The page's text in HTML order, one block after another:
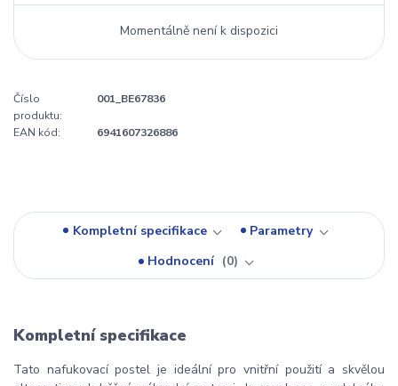
Momentálně není k dispozici
Číslo
produktu:
001_BE67836
EAN kód: 6941607326886
Kompletní specifikace
Parametry
Hodnocení
0
Kompletní specifikace
Tato nafukovací postel je ideální pro vnitřní použití a skvělou